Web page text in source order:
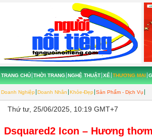
TRANG CHỦ THỜI TRANG NGHỆ THUẬT XẾ THƯƠNG MẠI
Doanh Nghiệp Doanh Nhân Khỏe-Đẹp Sản Phẩm - Dịch Vụ
Thứ tư, 25/06/2025, 10:19 GMT+7
Dsquared2 Icon – Hương